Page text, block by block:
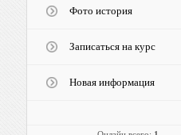
Фото история
Записаться на курс
Новая информация